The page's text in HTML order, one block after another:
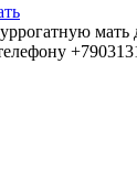
мать